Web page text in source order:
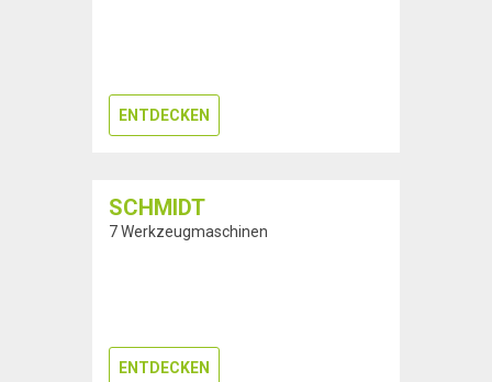
ENTDECKEN
SCHMIDT
7 Werkzeugmaschinen
ENTDECKEN